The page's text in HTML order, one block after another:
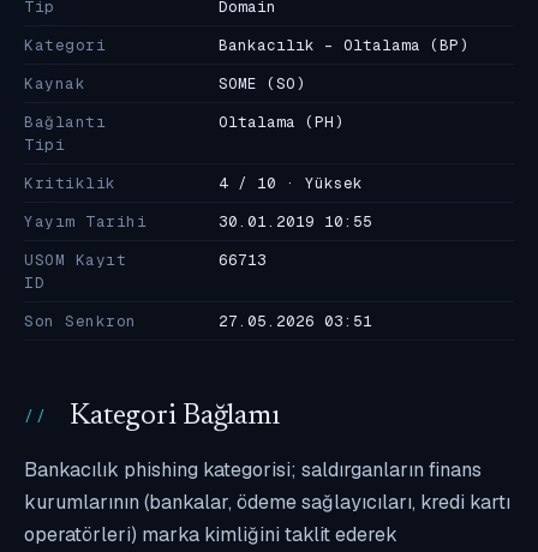
Tip
Domain
Kategori
Bankacılık - Oltalama (BP)
Kaynak
SOME (SO)
Bağlantı
Tipi
Oltalama (PH)
Kritiklik
4 / 10 · Yüksek
Yayım Tarihi
30.01.2019 10:55
USOM Kayıt
ID
66713
Son Senkron 27.05.2026 03:51
Kategori Bağlamı
Bankacılık phishing kategorisi; saldırganların finans
kurumlarının (bankalar, ödeme sağlayıcıları, kredi kartı
operatörleri) marka kimliğini taklit ederek